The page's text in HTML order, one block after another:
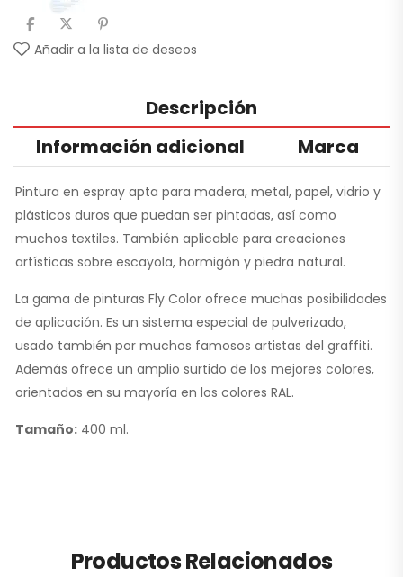
Añadir a la lista de deseos
Descripción
Información adicional
Marca
Pintura en espray apta para madera, metal, papel, vidrio y
plásticos duros que puedan ser pintadas, así como
muchos textiles. También aplicable para creaciones
artísticas sobre escayola, hormigón y piedra natural.
La gama de pinturas Fly Color ofrece muchas posibilidades
de aplicación. Es un sistema especial de pulverizado,
usado también por muchos famosos artistas del graffiti.
Además ofrece un amplio surtido de los mejores colores,
orientados en su mayoría en los colores RAL.
Tamaño: 400 ml.
Productos Relacionados